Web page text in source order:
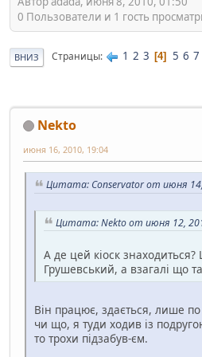
0 Пользователи и 1 гость
ВНИЗ Страницы 1 2 3 4 5 6 7
Nekto
июня 16, 2010, 19:04
Цитата: Conservator от июня
Цитата: Nekto от июня 12,
А де цей кіоск знаходиться?
Грушевський, а взагалі що
Він працює, здається, лише
чи що, я туди ходив із
то трохи підзабув-єм.